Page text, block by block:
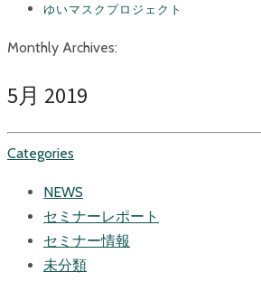
ゆいマスクプロジェクト
Monthly Archives:
5月 2019
Categories
NEWS
セミナーレポート
セミナー情報
未分類